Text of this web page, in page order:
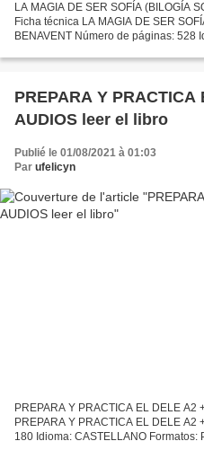
LA MAGIA DE SER SOFÍA (BILOGÍA
Ficha técnica LA MAGIA DE SER
BENAVENT Número de páginas: 528
PREPARA Y PRACTICA
AUDIOS leer el libro
Publié le 01/08/2021 à 01:03
Par ufelicyn
PREPARA Y PRACTICA EL DELE A2
PREPARA Y PRACTICA EL DELE
180 Idioma: CASTELLANO Formatos: